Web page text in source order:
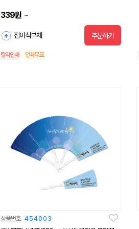
339원 ~
접이식부채 주문하기
칼라인쇄 인쇄무료
상품번호 454003